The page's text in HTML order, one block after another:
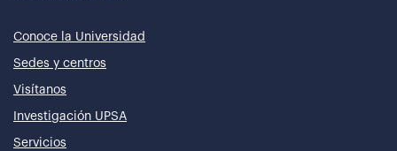
Conoce la Universidad
Sedes y centros
Visítanos
Investigación UPSA
Servicios